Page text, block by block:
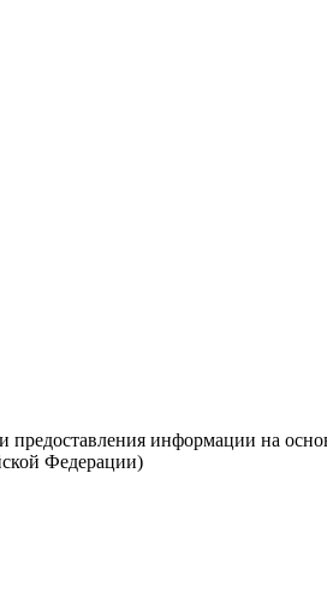
информации на
Федерации)